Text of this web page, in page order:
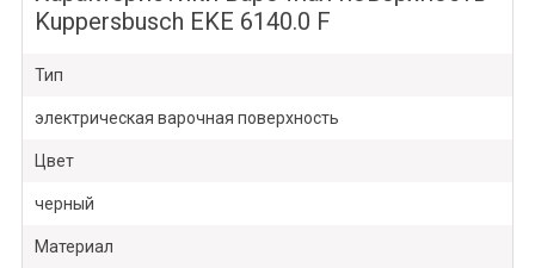
Kuppersbusch EKE 6140.0 F
Тип
электрическая варочная поверхность
Цвет
черный
Материал